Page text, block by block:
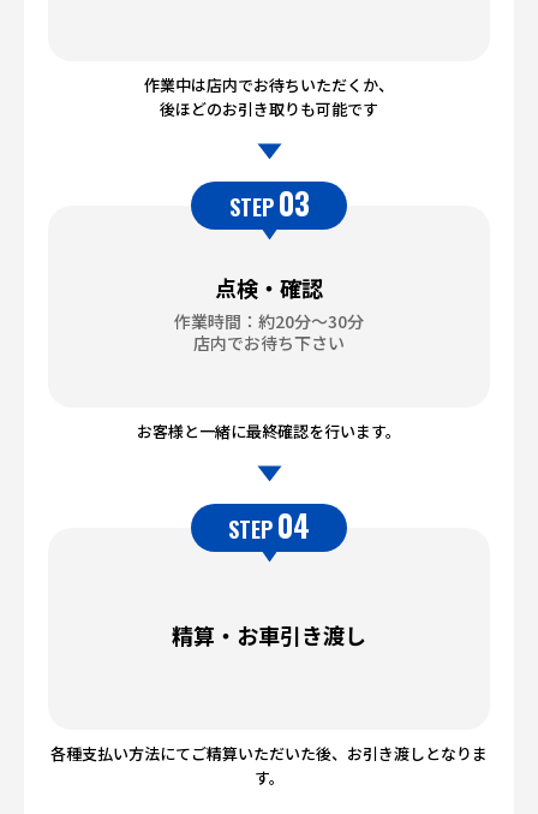
作業中は店内でお待ちいただくか、
後ほどのお引き取りも可能です
STEP 03
点検・確認
作業時間：約20分～30分
店内でお待ち下さい
お客様と一緒に最終確認を行います。
STEP04
精算・お車引き渡し
各種支払い方法にてご精算いただいた後、お引き渡しとなりま
す。